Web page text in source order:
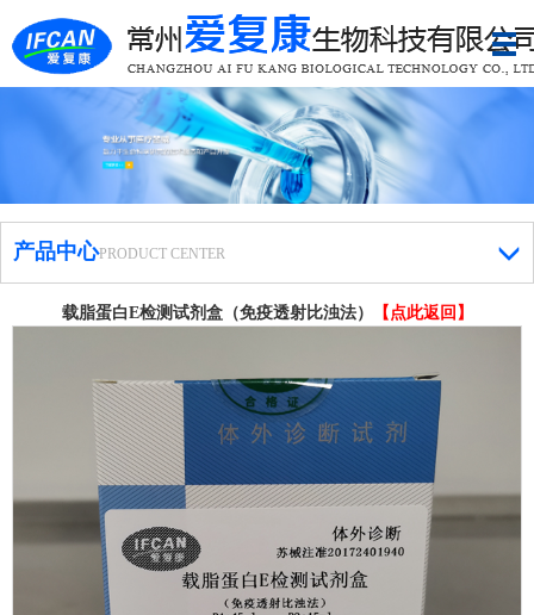
产品中心PRODUCT CENTER
载脂蛋白E检测试剂盒（免疫透射比浊法） 【点此返回】